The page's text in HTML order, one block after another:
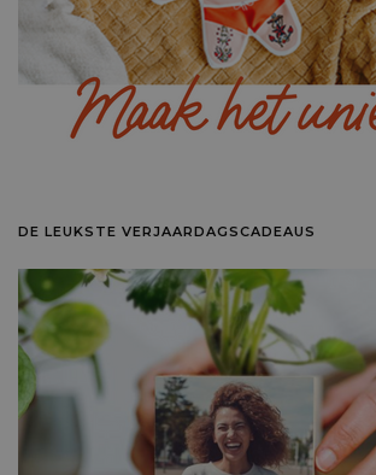
DE LEUKSTE VERJAARDAGSCADEAUS